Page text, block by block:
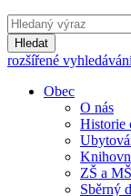
Hledat
rozšířené
Obec
O nás
Historie
ZŠ a
Sběrný